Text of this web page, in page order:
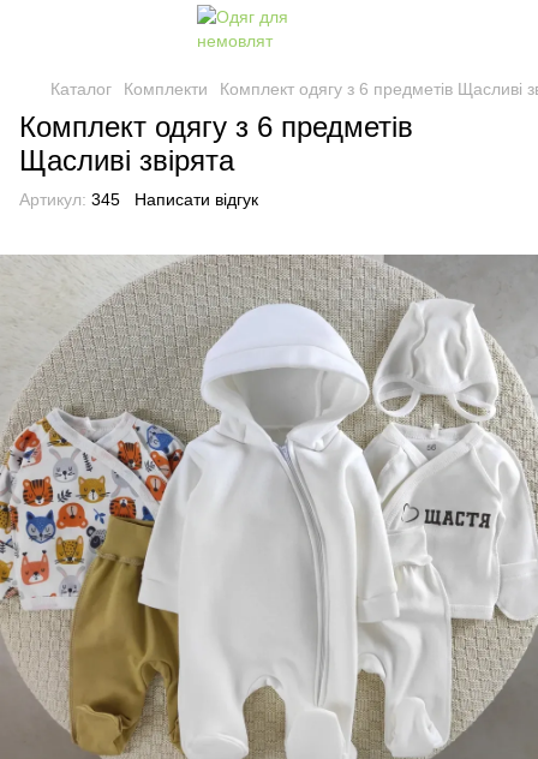
Каталог Комплекти Комплект одягу з 6 предметів Щасливі
Комплект одягу з 6 предметів
Щасливі звірята
Артикул: 345 Написати відгук